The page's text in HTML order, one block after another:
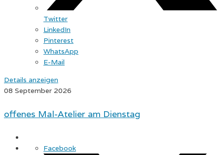
Twitter
LinkedIn
Pinterest
WhatsApp
E-Mail
Details anzeigen
08 September 2026
offenes Mal-Atelier am Dienstag
Facebook